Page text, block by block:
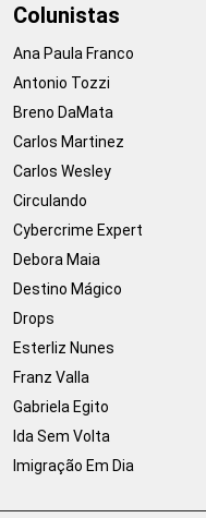
Colunistas
Ana Paula Franco
Antonio Tozzi
Breno DaMata
Carlos Martinez
Carlos Wesley
Circulando
Cybercrime Expert
Debora Maia
Destino Mágico
Drops
Esterliz Nunes
Franz Valla
Gabriela Egito
Ida Sem Volta
Imigração Em Dia